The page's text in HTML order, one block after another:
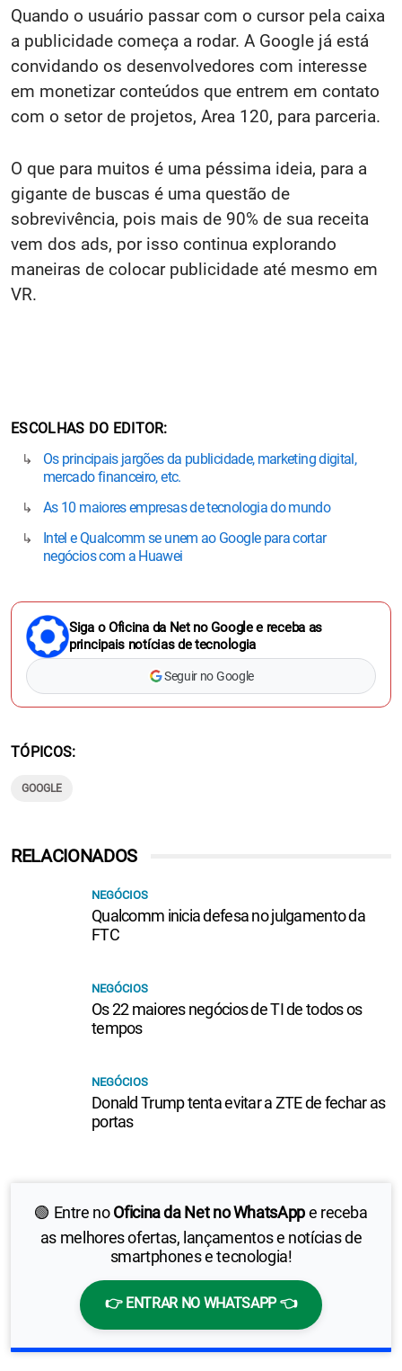
Quando o usuário passar com o cursor pela caixa
a publicidade começa a rodar. A Google já está
convidando os desenvolvedores com interesse
em monetizar conteúdos que entrem em contato
com o setor de projetos, Area 120, para parceria.
O que para muitos é uma péssima ideia, para a
gigante de buscas é uma questão de
sobrevivência, pois mais de 90% de sua receita
vem dos ads, por isso continua explorando
maneiras de colocar publicidade até mesmo em
VR.
ESCOLHAS DO EDITOR
Os principais jargões da publicidade, marketing digital,
mercado financeiro, etc.
As 10 maiores empresas de tecnologia do mundo
Intel e Qualcomm se unem ao Google para cortar
negócios com a Huawei
Siga o Oficina da Net no Google e receba as
principais notícias de tecnologia
Seguir no Google
TÓPICOS
GOOGLE
🟢 Entre noOficina da Net no WhatsAppe receba
as melhores ofertas, lançamentos e notícias de
smartphones e tecnologia!
👉 ENTRAR NO WHATSAPP 👈
RELACIONADOS
NEGÓCIOS
Qualcomm inicia defesa no julgamento da
FTC
NEGÓCIOS
Os 22 maiores negócios de TI de todos os
tempos
NEGÓCIOS
Donald Trump tenta evitar a ZTE de fechar as
portas